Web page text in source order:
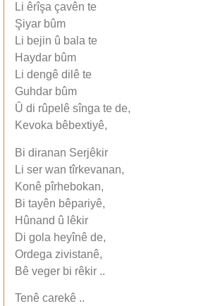
Li êrîşa çavên te
Şiyar bûm
Li bejin û bala te
Haydar bûm
Li dengê dilê te
Guhdar bûm
Û di rûpelê sînga te de,
Kevoka bêbextiyê,
Bi diranan Serjêkir
Li ser wan tîrkevanan,
Konê pîrhebokan,
Bi tayên bêpariyê,
Hûnand û lêkir
Di gola heyînê de,
Ordega zivistanê,
Bê veger bi rêkir ..
Tenê carekê ..